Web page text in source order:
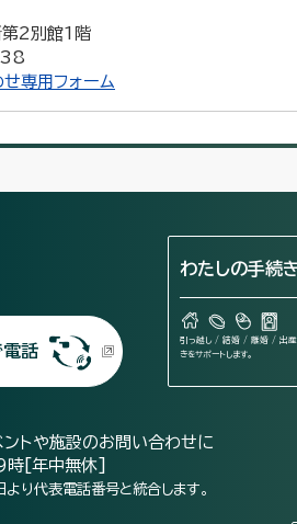
2別館1階
専用フォーム
電話
わたしの手続
引っ越し / 結婚 / 離婚 / 出産
きをサポートします。
ントや施設のお問い合わせに
[年中無休]
り代表電話番号と統合します。